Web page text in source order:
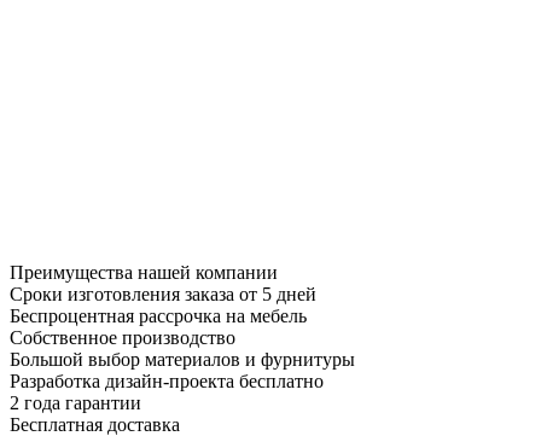
Преимущества нашей компании
Сроки изготовления заказа от 5 дней
Беспроцентная рассрочка на мебель
Собственное производство
Большой выбор материалов и фурнитуры
Разработка дизайн-проекта бесплатно
2 года гарантии
Бесплатная доставка